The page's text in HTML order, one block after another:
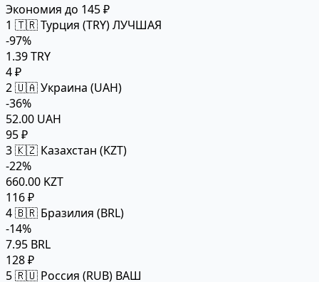
Экономия до 145 ₽
1 🇹🇷 Турция (TRY)ЛУЧШАЯ
-97%
1.39 TRY
4 ₽
2🇺🇦 Украина (UAH)
-36%
52.00 UAH
95 ₽
3🇰🇿 Казахстан (KZT)
-22%
660.00 KZT
116 ₽
4🇧🇷 Бразилия (BRL)
-14%
7.95 BRL
128 ₽
5🇷🇺 Россия (RUB) ВАШ